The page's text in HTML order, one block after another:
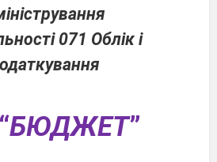
071 Облік і
“БЮДЖЕТ”